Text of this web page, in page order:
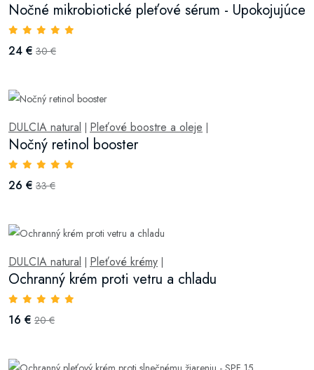
Nočné mikrobiotické pleťové sérum - Upokojujúce
24 € 30 €
DULCIA natural Pleťové boostre a oleje
Nočný retinol booster
26 € 33 €
DULCIA natural Pleťové krémy
Ochranný krém proti vetru a chladu
16 € 20 €